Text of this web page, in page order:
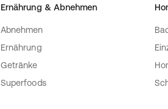
EUBOS® Anti-Age Multi Active Face
einmassieren. Das Pflegeöl können
vermischen und gemeinsam
Ergebnis
verbessert, die Haut wirkt
Ernährung & Abnehmen
Abnehmen
Ernährung
Getränke
Superfoods